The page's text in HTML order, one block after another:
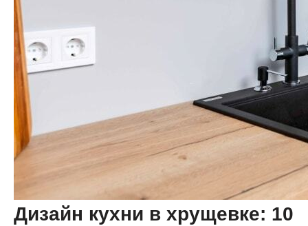
Дизайн кухни в хрущевке: 10